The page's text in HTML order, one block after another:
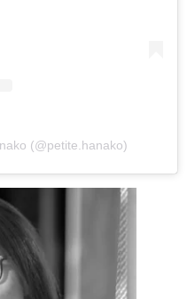
(@petite.hanako)